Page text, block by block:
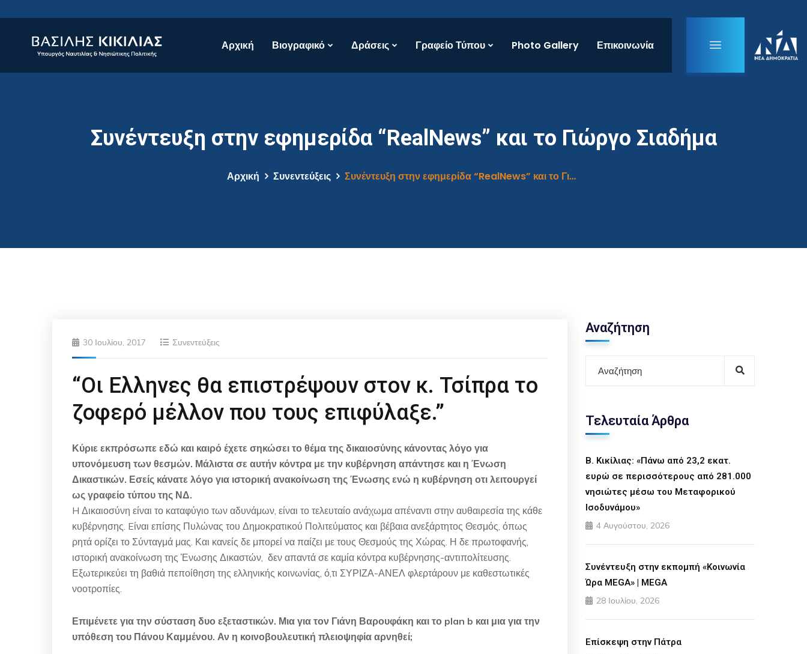
Αρχική Βιογραφικό Δράσεις Γραφείο Τύπου Photo Gallery Επικοινωνία
Συνέντευξη στην εφημερίδα “RealNews” και το Γιώργο Σιαδήμα
Αρχική Συνεντεύξεις Συνέντευξη στην εφημερίδα “RealNews” και το Γιώργο Σιαδήμα
30 Ιουλίου, 2017 Συνεντεύξεις
“Οι Ελληνες θα επιστρέψουν στον κ. Τσίπρα το
ζοφερό μέλλον που τους επιφύλαξε.”
Κύριε εκπρόσωπε εδώ και καιρό έχετε σηκώσει το θέμα της δικαιοσύνης κάνοντας λόγο για
υπονόμευση των θεσμών. Μάλιστα σε αυτήν κόντρα με την κυβέρνηση απάντησε και η Ένωση
Δικαστικών. Εσείς κάνατε λόγο για ιστορική ανακοίνωση της Ένωσης ενώ η κυβέρνηση οτι λειτουργεί
ως γραφείο τύπου της ΝΔ.
H Δικαιοσύνη είναι το καταφύγιο των αδυνάμων, είναι το τελευταίο ανάχωμα απέναντι στην αυθαιρεσία της κάθε
κυβέρνησης. Eίναι επίσης Πυλώνας του Δημοκρατικού Πολιτεύματος και βέβαια ανεξάρτητος Θεσμός, όπως
ρητά ορίζει το Σύνταγμά μας. Και κανείς δε μπορεί να παίζει με τους Θεσμούς της Χώρας. Η δε πρωτοφανής,
ιστορική ανακοίνωση της Ένωσης Δικαστών, δεν απαντά σε καμία κόντρα κυβέρνησης-αντιπολίτευσης.
Εξωτερικεύει τη βαθιά πεποίθηση της ελληνικής κοινωνίας, ό,τι ΣΥΡΙΖΑ-ΑΝΕΛ φλερτάρουν με καθεστωτικές
νοοτροπίες.
Επιμένετε για την σύσταση δυο εξεταστικών. Μια για τον Γιάνη Βαρουφάκη και το plan b και μια για την
υπόθεση του Πάνου Καμμένου. Αν η κοινοβουλευτική πλειοψηφία αρνηθεί;
Αναζήτηση
Τελευταία Άρθρα
Β. Κικίλιας: «Πάνω από 23,2 εκατ.
ευρώ σε περισσότερους από 281.000
νησιώτες μέσω του Μεταφορικού
Ισοδυνάμου»
4 Αυγούστου, 2026
Συνέντευξη στην εκπομπή «Κοινωνία
Ώρα MEGA» | MEGA
28 Ιουλίου, 2026
Επίσκεψη στην Πάτρα